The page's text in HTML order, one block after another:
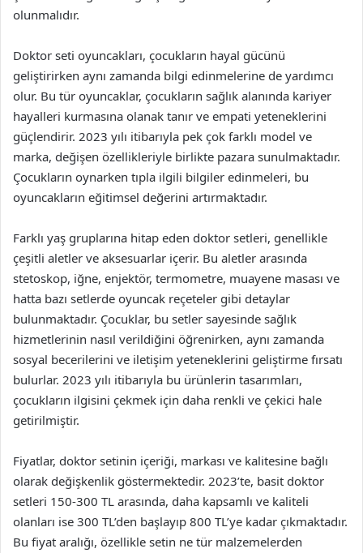
olunmalıdır.
Doktor seti oyuncakları, çocukların hayal gücünü
geliştirirken aynı zamanda bilgi edinmelerine de yardımcı
olur. Bu tür oyuncaklar, çocukların sağlık alanında kariyer
hayalleri kurmasına olanak tanır ve empati yeteneklerini
güçlendirir. 2023 yılı itibarıyla pek çok farklı model ve
marka, değişen özellikleriyle birlikte pazara sunulmaktadır.
Çocukların oynarken tıpla ilgili bilgiler edinmeleri, bu
oyuncakların eğitimsel değerini artırmaktadır.
Farklı yaş gruplarına hitap eden doktor setleri, genellikle
çeşitli aletler ve aksesuarlar içerir. Bu aletler arasında
stetoskop, iğne, enjektör, termometre, muayene masası ve
hatta bazı setlerde oyuncak reçeteler gibi detaylar
bulunmaktadır. Çocuklar, bu setler sayesinde sağlık
hizmetlerinin nasıl verildiğini öğrenirken, aynı zamanda
sosyal becerilerini ve iletişim yeteneklerini geliştirme fırsatı
bulurlar. 2023 yılı itibarıyla bu ürünlerin tasarımları,
çocukların ilgisini çekmek için daha renkli ve çekici hale
getirilmiştir.
Fiyatlar, doktor setinin içeriği, markası ve kalitesine bağlı
olarak değişkenlik göstermektedir. 2023’te, basit doktor
setleri 150-300 TL arasında, daha kapsamlı ve kaliteli
olanları ise 300 TL’den başlayıp 800 TL’ye kadar çıkmaktadır.
Bu fiyat aralığı, özellikle setin ne tür malzemelerden